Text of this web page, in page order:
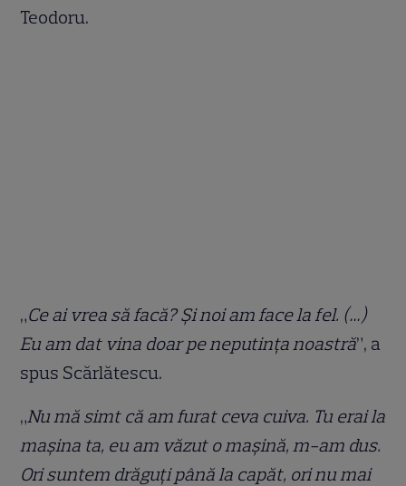
Teodoru.
„Ce ai vrea să facă? Și noi am face la fel. (…)
Eu am dat vina doar pe neputința noastră”, a
spus Scărlătescu.
„Nu mă simt că am furat ceva cuiva. Tu erai la
mașina ta, eu am văzut o mașină, m-am dus.
Ori suntem drăguți până la capăt, ori nu mai